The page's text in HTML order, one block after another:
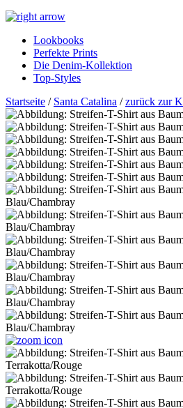
Lookbooks
Perfekte Prints
Die Denim-Kollektion
Top-Styles
Startseite / Santa Catalina /zurück zur